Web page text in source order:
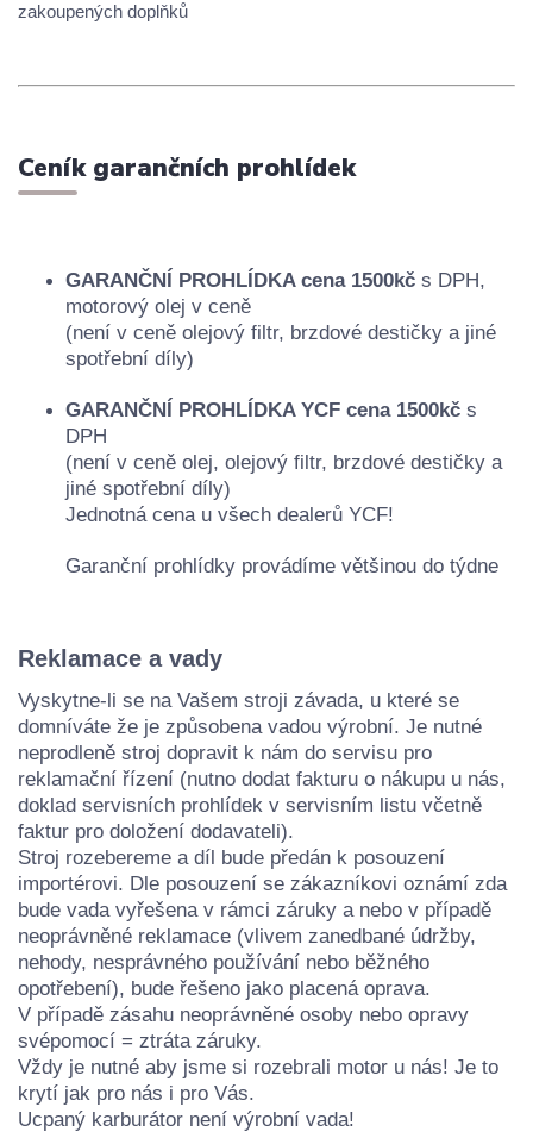
zakoupených doplňků
Ceník garančních prohlídek
GARANČNÍ PROHLÍDKA cena 1500kč s DPH,
motorový olej v ceně
(není v ceně olejový filtr, brzdové destičky a jiné
spotřební díly)
GARANČNÍ PROHLÍDKA YCF cena 1500kč s
DPH
(není v ceně olej, olejový filtr, brzdové destičky a
jiné spotřební díly)
Jednotná cena u všech dealerů YCF!
Garanční prohlídky provádíme většinou do týdne
Reklamace a vady
Vyskytne-li se na Vašem stroji závada, u které se
domníváte že je způsobena vadou výrobní. Je nutné
neprodleně stroj dopravit k nám do servisu pro
reklamační řízení (nutno dodat fakturu o nákupu u nás,
doklad servisních prohlídek v servisním listu včetně
faktur pro doložení dodavateli).
Stroj rozebereme a díl bude předán k posouzení
importérovi. Dle posouzení se zákazníkovi oznámí zda
bude vada vyřešena v rámci záruky a nebo v případě
neoprávněné reklamace (vlivem zanedbané údržby,
nehody, nesprávného používání nebo běžného
opotřebení), bude řešeno jako placená oprava.
V případě zásahu neoprávněné osoby nebo opravy
svépomocí = ztráta záruky.
Vždy je nutné aby jsme si rozebrali motor u nás! Je to
krytí jak pro nás i pro Vás.
Ucpaný karburátor není výrobní vada!